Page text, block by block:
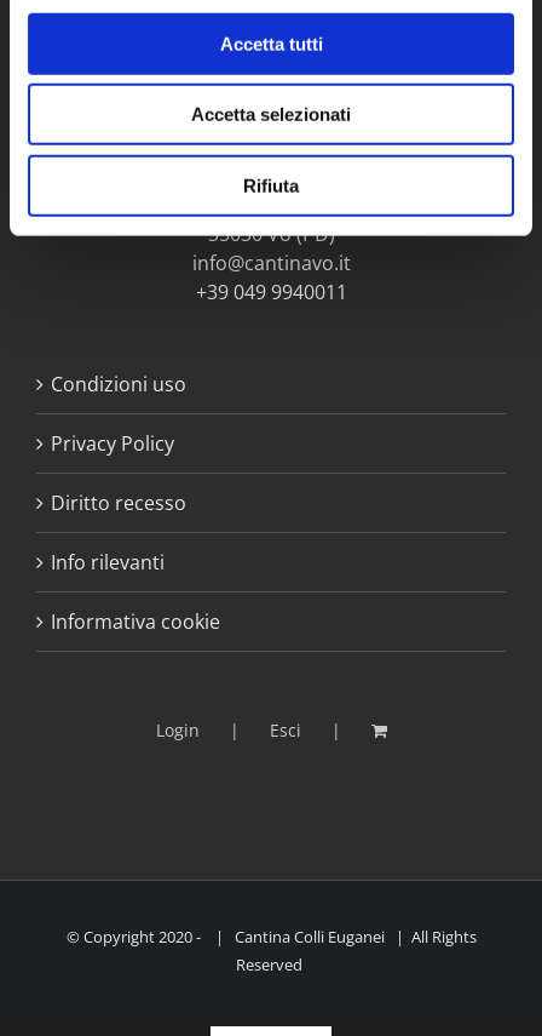
Accetta tutti
Accetta selezionati
Rifiuta
Cantina Colli Euganei
35030 Vo (PD)
info@cantinavo.it
+39 049 9940011
Condizioni uso
Privacy Policy
Diritto recesso
Info rilevanti
Informativa cookie
Login Esci
© Copyright 2020 -
| Cantina Colli Euganei | All Rights
Reserved